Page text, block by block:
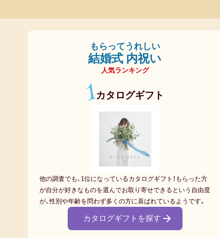
もらってうれしい
結婚式 内祝い
人気ランキング
1カタログギフト
他の調査でも、1位になっているカタログギフト！もらった方
が自分が好きなものを選んでお取り寄せできるという自由度
が、性別や年齢を問わず多くの方に喜ばれているようです。
カタログギフトを探す